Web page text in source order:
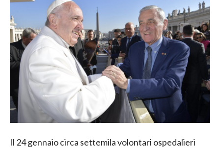
Il 24 gennaio circa settemila volontari ospedalieri